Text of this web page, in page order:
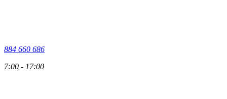
884 660 686
7:00 - 17:00